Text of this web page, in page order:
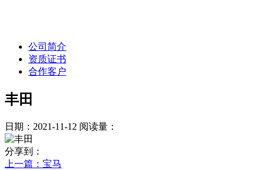
公司简介
资质证书
合作客户
丰田
日期：2021-11-12 阅读量：
分享到：
上一篇 ：宝马